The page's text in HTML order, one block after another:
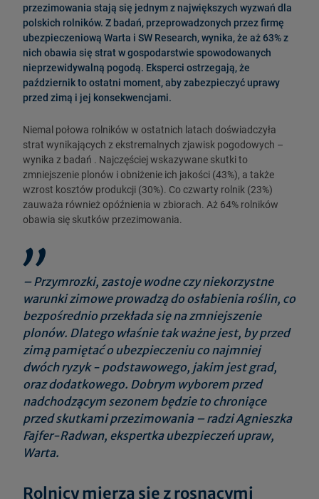
przezimowania stają się jednym z największych wyzwań dla
polskich rolników. Z badań, przeprowadzonych przez firmę
ubezpieczeniową Warta i SW Research, wynika, że aż 63% z
nich obawia się strat w gospodarstwie spowodowanych
nieprzewidywalną pogodą. Eksperci ostrzegają, że
październik to ostatni moment, aby zabezpieczyć uprawy
przed zimą i jej konsekwencjami.
Niemal połowa rolników w ostatnich latach doświadczyła
strat wynikających z ekstremalnych zjawisk pogodowych –
wynika z badań . Najczęściej wskazywane skutki to
zmniejszenie plonów i obniżenie ich jakości (43%), a także
wzrost kosztów produkcji (30%). Co czwarty rolnik (23%)
zauważa również opóźnienia w zbiorach. Aż 64% rolników
obawia się skutków przezimowania.
– Przymrozki, zastoje wodne czy niekorzystne
warunki zimowe prowadzą do osłabienia roślin, co
bezpośrednio przekłada się na zmniejszenie
plonów. Dlatego właśnie tak ważne jest, by przed
zimą pamiętać o ubezpieczeniu co najmniej
dwóch ryzyk - podstawowego, jakim jest grad,
oraz dodatkowego. Dobrym wyborem przed
nadchodzącym sezonem będzie to chroniące
przed skutkami przezimowania – radzi Agnieszka
Fajfer-Radwan, ekspertka ubezpieczeń upraw,
Warta.
Rolnicy mierzą się z rosnącymi